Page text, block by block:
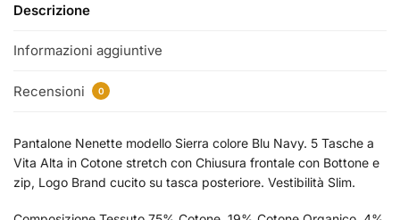
Descrizione
Informazioni aggiuntive
Recensioni 0
Pantalone Nenette modello Sierra colore Blu Navy. 5 Tasche a
Vita Alta in Cotone stretch con Chiusura frontale con Bottone e
zip, Logo Brand cucito su tasca posteriore. Vestibilità Slim.